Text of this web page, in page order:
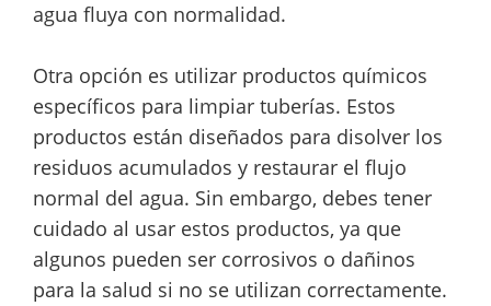
agua fluya con normalidad.
Otra opción es utilizar productos químicos
específicos para limpiar tuberías. Estos
productos están diseñados para disolver los
residuos acumulados y restaurar el flujo
normal del agua. Sin embargo, debes tener
cuidado al usar estos productos, ya que
algunos pueden ser corrosivos o dañinos
para la salud si no se utilizan correctamente.